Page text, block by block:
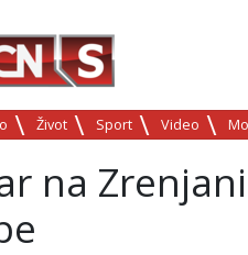
Život Sport Video
na